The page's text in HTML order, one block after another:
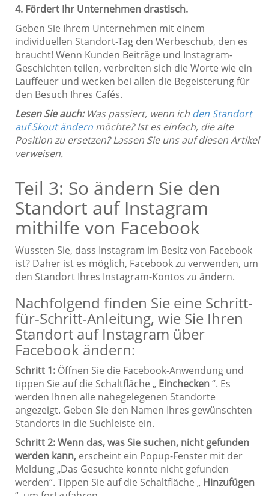
4. Fördert Ihr Unternehmen drastisch.
Geben Sie Ihrem Unternehmen mit einem
individuellen Standort-Tag den Werbeschub, den es
braucht! Wenn Kunden Beiträge und Instagram-
Geschichten teilen, verbreiten sich die Worte wie ein
Lauffeuer und wecken bei allen die Begeisterung für
den Besuch Ihres Cafés.
Lesen Sie auch:Was passiert, wenn ich den Standort
auf Skout ändern möchte? Ist es einfach, die alte
Position zu ersetzen? Lassen Sie uns auf diesen Artikel
verweisen.
Teil 3: So ändern Sie den
Standort auf Instagram
mithilfe von Facebook
Wussten Sie, dass Instagram im Besitz von Facebook
ist? Daher ist es möglich, Facebook zu verwenden, um
den Standort Ihres Instagram-Kontos zu ändern.
Nachfolgend finden Sie eine Schritt-
für-Schritt-Anleitung, wie Sie Ihren
Standort auf Instagram über
Facebook ändern:
Schritt 1: Öffnen Sie die Facebook-Anwendung und
tippen Sie auf die Schaltfläche „ Einchecken“. Es
werden Ihnen alle nahegelegenen Standorte
angezeigt. Geben Sie den Namen Ihres gewünschten
Standorts in die Suchleiste ein.
Schritt 2:Wenn das, was Sie suchen, nicht gefunden
werden kann, erscheint ein Popup-Fenster mit der
Meldung „Das Gesuchte konnte nicht gefunden
werden“. Tippen Sie auf die Schaltfläche „ Hinzufügen